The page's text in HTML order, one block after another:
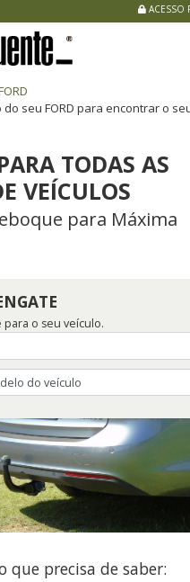
ACESSO
do seu FORD para encontrar o
TODAS AS
VEÍCULOS
para Máxima
o seu veículo.
que precisa de saber: